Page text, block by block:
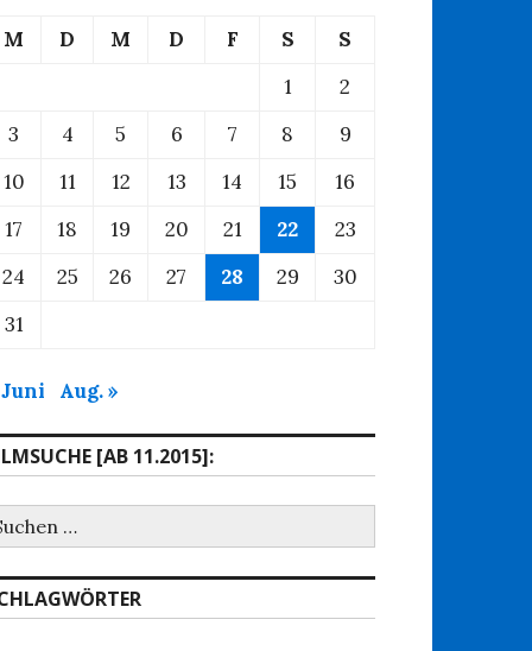
M D M D F S
S
1
2
3
4 5 6 7 8
9
10
11 12 13 14 15
16
17
18 19 20 21 22
23
24
25 26 27 28 29
30
31
Juni Aug. »
[AB 11.2015]: